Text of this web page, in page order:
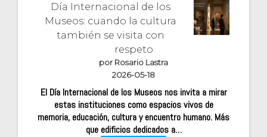
Día Internacional de los
Museos: cuando la cultura
también se visita con
respeto
por Rosario Lastra
2026-05-18
El Día Internacional de los Museos nos invita a mirar
estas instituciones como espacios vivos de
memoria, educación, cultura y encuentro humano. Más
que edificios dedicados a…